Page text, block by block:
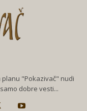
"Pokazivač" nudi
dobre vesti...